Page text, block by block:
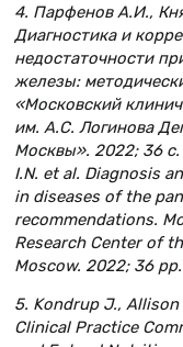
4. Парфенов А.И.,
Диагностика и
недостаточности
железы:
«Московский
им. А.С. Логинова
Москвы». 2022; 36 с.
I.N. et al. Diagnosis
in diseases of the
recommendations.
Research Center of
Moscow. 2022; 36
5. Kondrup J., Allison
Clinical Practice